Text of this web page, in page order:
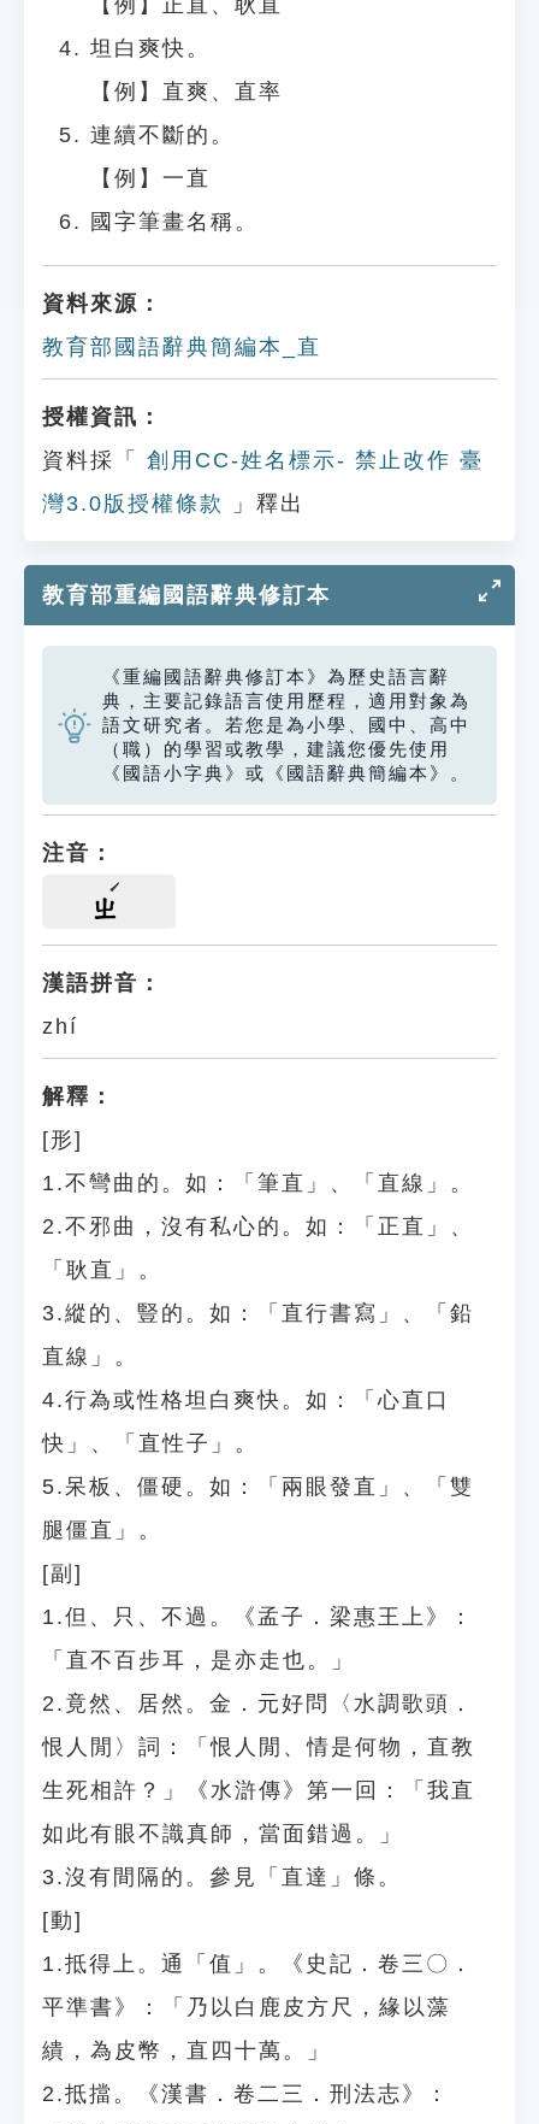
【例】正直、耿直
坦白爽快。
【例】直爽、直率
連續不斷的。
【例】一直
國字筆畫名稱。
資料來源：
教育部國語辭典簡編本_直
授權資訊：
資料採「
創用CC-姓名標示- 禁止改作 臺
灣3.0版授權條款
」釋出
教育部重編國語辭典修訂本
《重編國語辭典修訂本》為歷史語言辭
典，主要記錄語言使用歷程，適用對象為
語文研究者。若您是為小學、國中、高中
（職）的學習或教學，建議您優先使用
《國語小字典》或《國語辭典簡編本》。
注音：
ㄓ
漢語拼音：
zhí
解釋：
[形]
1.不彎曲的。如：「筆直」、「直線」。
2.不邪曲，沒有私心的。如：「正直」、
「耿直」。
3.縱的、豎的。如：「直行書寫」、「鉛
直線」。
4.行為或性格坦白爽快。如：「心直口
快」、「直性子」。
5.呆板、僵硬。如：「兩眼發直」、「雙
腿僵直」。
[副]
1.但、只、不過。《孟子．梁惠王上》：
「直不百步耳，是亦走也。」
2.竟然、居然。金．元好問〈水調歌頭．
恨人閒〉詞：「恨人閒、情是何物，直教
生死相許？」《水滸傳》第一回：「我直
如此有眼不識真師，當面錯過。」
3.沒有間隔的。參見「直達」條。
[動]
1.抵得上。通「值」。《史記．卷三〇．
平準書》：「乃以白鹿皮方尺，緣以藻
繢，為皮幣，直四十萬。」
2.抵擋。《漢書．卷二三．刑法志》：